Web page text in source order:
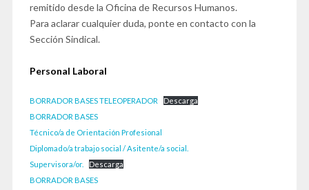
remitido desde la Oficina de Recursos Humanos.
Para aclarar cualquier duda, ponte en contacto con la
Sección Sindical.
Personal Laboral
BORRADOR BASES TELEOPERADOR
Descarga
BORRADOR BASES
Técnico/a de Orientación Profesional
Diplomado/a trabajo social / Asitente/a social.
Supervisora/or.
Descarga
BORRADOR BASES